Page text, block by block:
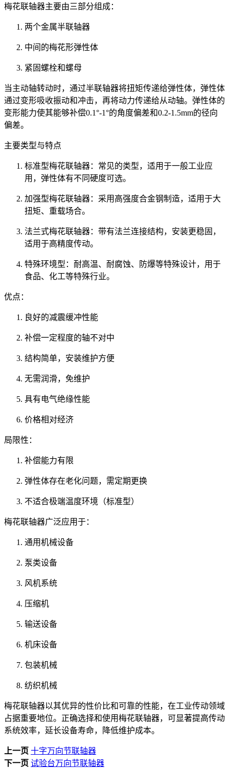
梅花联轴器主要由三部分组成：
两个金属半联轴器
中间的梅花形弹性体
紧固螺栓和螺母
当主动轴转动时，通过半联轴器将扭矩传递给弹性体，弹性体
通过变形吸收振动和冲击，再将动力传递给从动轴。弹性体的
变形能力使其能够补偿0.1°-1°的角度偏差和0.2-1.5mm的径向
偏差。
主要类型与特点
标准型梅花联轴器：常见的类型，适用于一般工业应
用，弹性体有不同硬度可选。
加强型梅花联轴器：采用高强度合金钢制造，适用于大
扭矩、重载场合。
法兰式梅花联轴器：带有法兰连接结构，安装更稳固，
适用于高精度传动。
特殊环境型：耐高温、耐腐蚀、防爆等特殊设计，用于
食品、化工等特殊行业。
优点：
良好的减震缓冲性能
补偿一定程度的轴不对中
结构简单，安装维护方便
无需润滑，免维护
具有电气绝缘性能
价格相对经济
局限性：
补偿能力有限
弹性体存在老化问题，需定期更换
不适合极端温度环境（标准型）
梅花联轴器广泛应用于：
通用机械设备
泵类设备
风机系统
压缩机
输送设备
机床设备
包装机械
纺织机械
梅花联轴器以其优异的性价比和可靠的性能，在工业传动领域
占据重要地位。正确选择和使用梅花联轴器，可显著提高传动
系统效率，延长设备寿命，降低维护成本。
上一页 十字万向节联轴器
下一页 试验台万向节联轴器